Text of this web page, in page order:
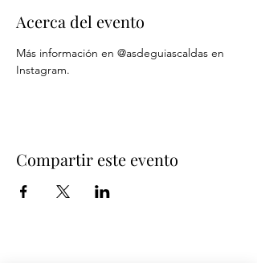
Acerca del evento
Más información en @asdeguiascaldas en
Instagram.
Compartir este evento